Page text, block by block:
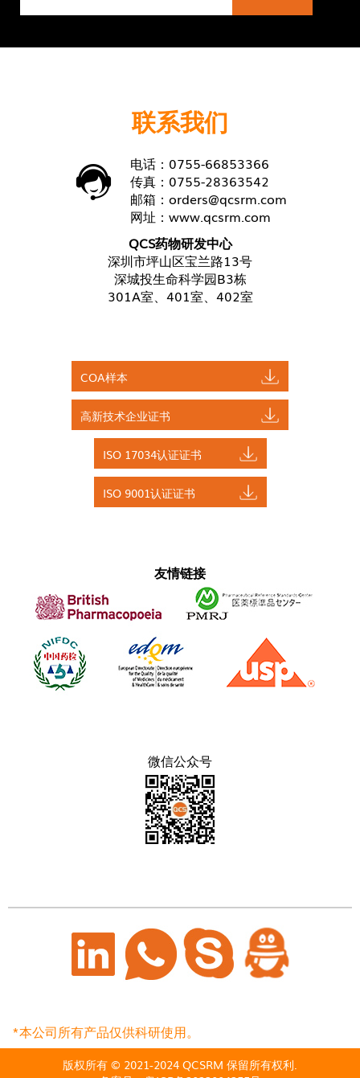
联系我们
电话：0755-66853366
传真：0755-28363542
邮箱： orders@qcsrm.com
网址： www.qcsrm.com
QCS药物研发中心
深圳市坪山区宝兰路13号
深城投生命科学园B3栋
301A室、401室、402室
COA样本
高新技术企业证书
ISO 17034认证证书
ISO 9001认证证书
友情链接
微信公众号
*本公司所有产品仅供科研使用。
版权所有 © 2021-2024 QCSRM 保留所有权利.